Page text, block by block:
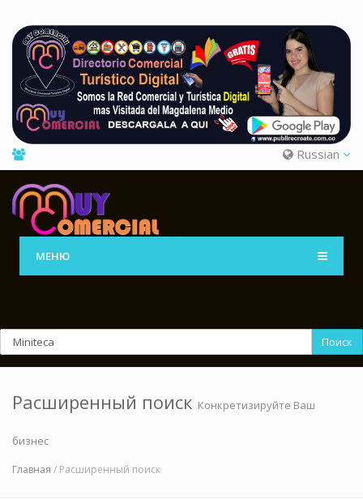
Russian
МЕНЮ
Поиск
Расширенный поиск Конкретизируйте Ваш
бизнес
Главная / Расширенный поиск